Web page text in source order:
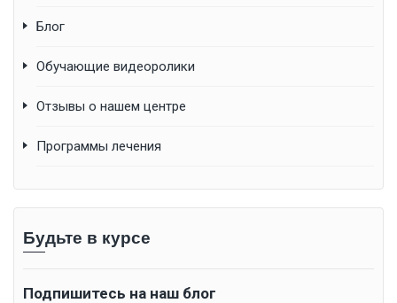
Блог
Обучающие видеоролики
Отзывы о нашем центре
Программы лечения
Будьте в курсе
Подпишитесь на наш блог